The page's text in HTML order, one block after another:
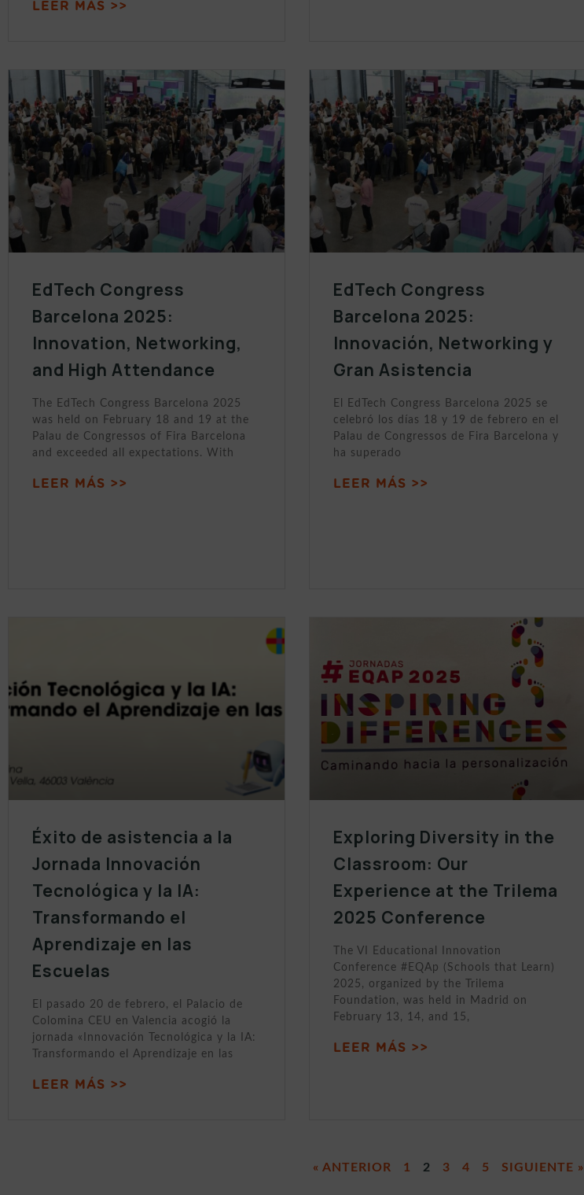
LEER MÁS >>
EdTech Congress
Barcelona 2025:
Innovation, Networking,
and High Attendance
The EdTech Congress Barcelona 2025
was held on February 18 and 19 at the
Palau de Congressos of Fira Barcelona
and exceeded all expectations. With
LEER MÁS >>
EdTech Congress
Barcelona 2025:
Innovación, Networking y
Gran Asistencia
El EdTech Congress Barcelona 2025 se
celebró los días 18 y 19 de febrero en el
Palau de Congressos de Fira Barcelona y
ha superado
LEER MÁS >>
Éxito de asistencia a la
Jornada Innovación
Tecnológica y la IA:
Transformando el
Aprendizaje en las
Escuelas
El pasado 20 de febrero, el Palacio de
Colomina CEU en Valencia acogió la
jornada «Innovación Tecnológica y la IA:
Transformando el Aprendizaje en las
LEER MÁS >>
Exploring Diversity in the
Classroom: Our
Experience at the Trilema
2025 Conference
The VI Educational Innovation
Conference #EQAp (Schools that Learn)
2025, organized by the Trilema
Foundation, was held in Madrid on
February 13, 14, and 15,
LEER MÁS >>
« ANTERIOR 1 2 3 4 5 SIGUIENTE »